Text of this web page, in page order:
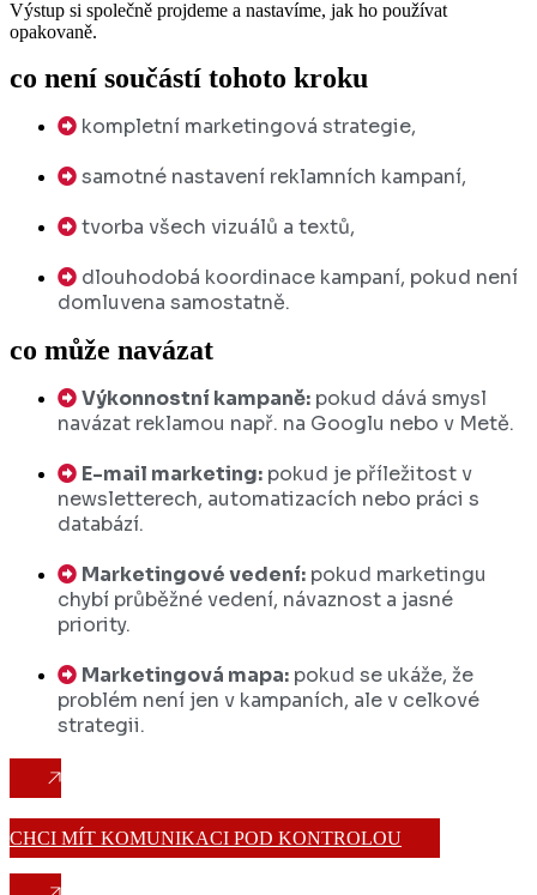
Výstup si společně projdeme a nastavíme, jak ho používat
opakovaně.
co není součástí tohoto kroku
kompletní marketingová strategie,
samotné nastavení reklamních kampaní,
tvorba všech vizuálů a textů,
dlouhodobá koordinace kampaní, pokud není
domluvena samostatně.
co může navázat
Výkonnostní kampaně: pokud dává smysl
navázat reklamou např. na Googlu nebo v Metě.
E-mail marketing: pokud je příležitost v
newsletterech, automatizacích nebo práci s
databází.
Marketingové vedení: pokud marketingu
chybí průběžné vedení, návaznost a jasné
priority.
Marketingová mapa: pokud se ukáže, že
problém není jen v kampaních, ale v celkové
strategii.
CHCI MÍT KOMUNIKACI POD KONTROLOU